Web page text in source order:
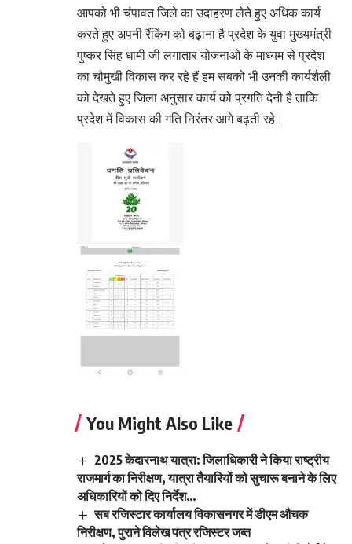
आपको भी चंपावत जिले का उदाहरण लेते हुए अधिक कार्य
करते हुए अपनी रैंकिंग को बढ़ाना है प्रदेश के युवा मुख्यमंत्री
पुष्कर सिंह धामी जी लगातार योजनाओं के माध्यम से प्रदेश
का चौमुखी विकास कर रहे हैं हम सबको भी उनकी कार्यशैली
को देखते हुए जिला अनुसार कार्य को प्रगति देनी है ताकि
प्रदेश में विकास की गति निरंतर आगे बढ़ती रहे।
You Might Also Like
2025 केदारनाथ यात्रा: जिलाधिकारी ने किया राष्ट्रीय
राजमार्ग का निरीक्षण, यात्रा तैयारियों को सुचारू बनाने के लिए
अधिकारियों को दिए निर्देश…
सब रजिस्टार कार्यालय विकासनगर में डीएम औचक
निरीक्षण, पुराने विलेख पत्र रजिस्टर जब्त